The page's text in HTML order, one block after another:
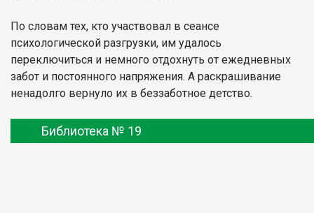
По словам тех, кто участвовал в сеансе
психологической разгрузки, им удалось
переключиться и немного отдохнуть от ежедневных
забот и постоянного напряжения. А раскрашивание
ненадолго вернуло их в беззаботное детство.
Библиотека № 19